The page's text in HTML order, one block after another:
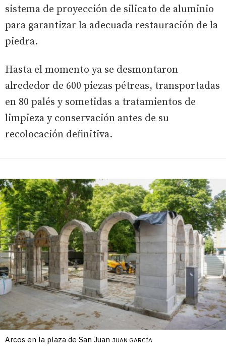
sistema de proyección de silicato de aluminio
para garantizar la adecuada restauración de la
piedra.
Hasta el momento ya se desmontaron
alrededor de 600 piezas pétreas, transportadas
en 80 palés y sometidas a tratamientos de
limpieza y conservación antes de su
recolocación definitiva.
Arcos en la plaza de San Juan JUAN GARCÍA